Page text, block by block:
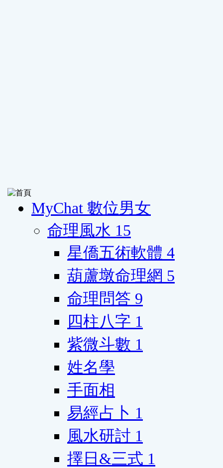
MyChat 數位男女
命理風水 15
星僑五術軟體 4
葫蘆墩命理網 5
命理問答 9
四柱八字 1
紫微斗數 1
姓名學
手面相
易經占卜 1
風水研討 1
擇日&三式 1